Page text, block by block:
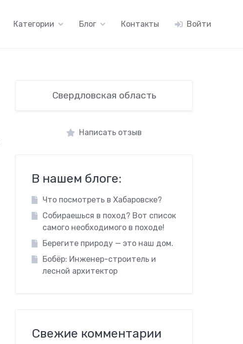
Категории Блог Контакты Войти
Свердловская область
Написать отзыв
В нашем блоге:
Что посмотреть в Хабаровске?
Собираешься в поход? Вот список
самого необходимого в походе!
Берегите природу — это наш дом.
Бобёр: Инженер-строитель и
лесной архитектор
Свежие комментарии